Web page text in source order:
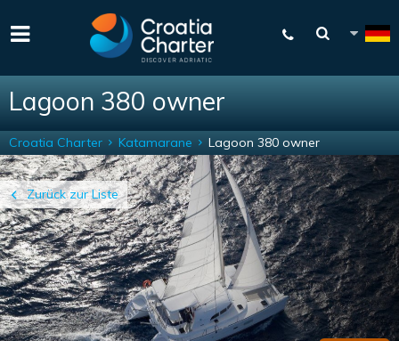
Lagoon 380 owner
Zurück zur Liste
Croatia Charter Katamarane Lagoon 380 owner